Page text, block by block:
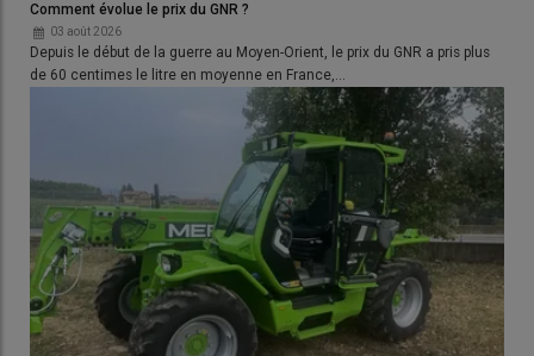
Comment évolue le prix du GNR ?
03 août 2026
Depuis le début de la guerre au Moyen-Orient, le prix du GNR a pris plus
de 60 centimes le litre en moyenne en France,…